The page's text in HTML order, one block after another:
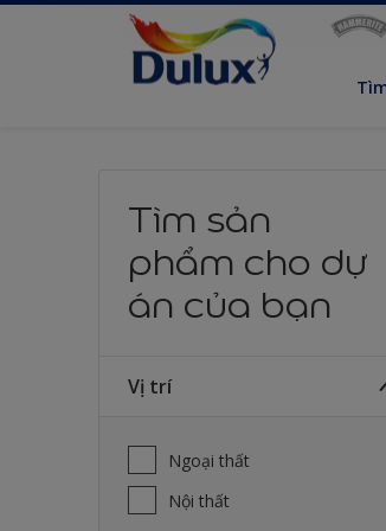
Tìm sản
phẩm cho dự
án của bạn
Vị trí
Ngoại thất
Nội thất